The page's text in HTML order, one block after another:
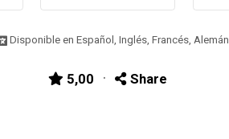
Disponible en Español, Inglés, Francés, Alemán
5,00 · Share